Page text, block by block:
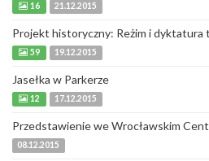
16 21.12.2015
Projekt historyczny: Reżim i
59 19.12.2015
Jasełka w Parkerze
12 17.12.2015
Przedstawienie we Wrocławskim
08.12.2015